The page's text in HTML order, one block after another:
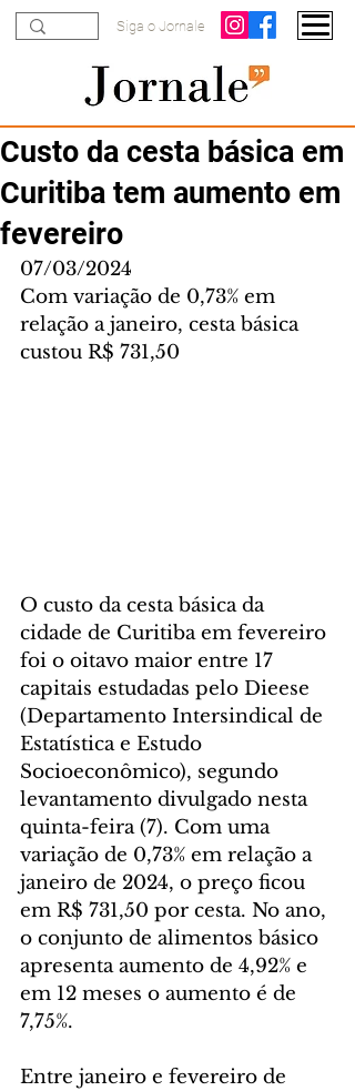
Siga o Jornale
Custo da cesta básica em
Curitiba tem aumento em
fevereiro
07/03/2024
Com variação de 0,73% em
relação a janeiro, cesta básica
custou R$ 731,50
O custo da cesta básica da
cidade de Curitiba em fevereiro
foi o oitavo maior entre 17
capitais estudadas pelo Dieese
(Departamento Intersindical de
Estatística e Estudo
Socioeconômico), segundo
levantamento divulgado nesta
quinta-feira (7). Com uma
variação de 0,73% em relação a
janeiro de 2024, o preço ficou
em R$ 731,50 por cesta. No ano,
o conjunto de alimentos básico
apresenta aumento de 4,92% e
em 12 meses o aumento é de
7,75%.
Entre janeiro e fevereiro de